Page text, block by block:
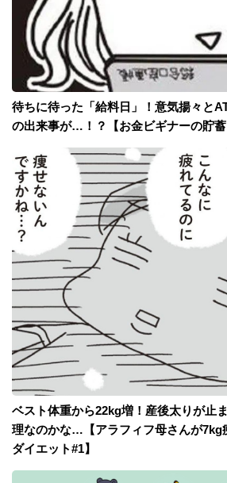
待ちに待った「給料日」！意気揚々と
の出来事が…！？【お金ビギナーの貯蓄
ベスト体重から22kg増！産後太りが止
理なのかな…【アラフィフ母さんが7kg
ダイエット#1】